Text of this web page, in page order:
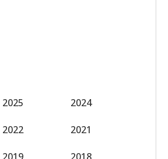
2025 2024
2022 2021